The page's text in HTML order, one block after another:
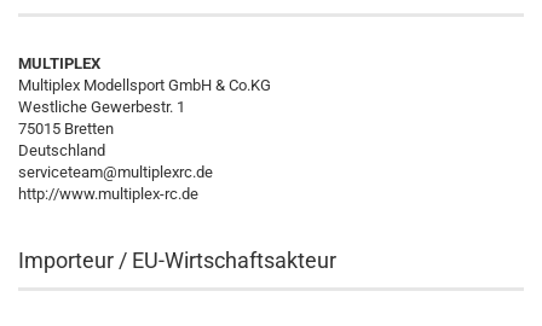
MULTIPLEX
Multiplex Modellsport GmbH & Co.KG
Westliche Gewerbestr. 1
75015 Bretten
Deutschland
serviceteam@multiplexrc.de
http://www.multiplex-rc.de
Importeur / EU-Wirtschaftsakteur